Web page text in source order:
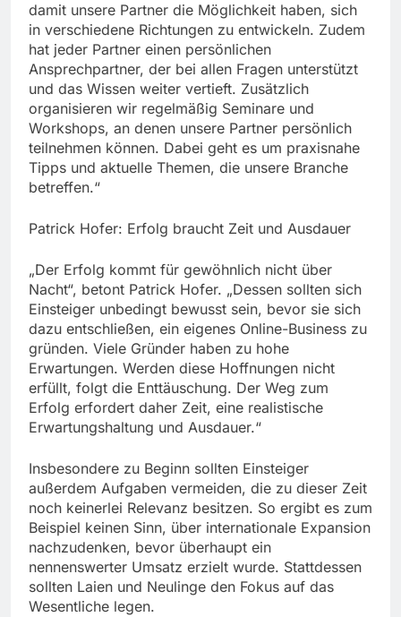
damit unsere Partner die Möglichkeit haben, sich
in verschiedene Richtungen zu entwickeln. Zudem
hat jeder Partner einen persönlichen
Ansprechpartner, der bei allen Fragen unterstützt
und das Wissen weiter vertieft. Zusätzlich
organisieren wir regelmäßig Seminare und
Workshops, an denen unsere Partner persönlich
teilnehmen können. Dabei geht es um praxisnahe
Tipps und aktuelle Themen, die unsere Branche
betreffen.“
Patrick Hofer: Erfolg braucht Zeit und Ausdauer
„Der Erfolg kommt für gewöhnlich nicht über
Nacht“, betont Patrick Hofer. „Dessen sollten sich
Einsteiger unbedingt bewusst sein, bevor sie sich
dazu entschließen, ein eigenes Online-Business zu
gründen. Viele Gründer haben zu hohe
Erwartungen. Werden diese Hoffnungen nicht
erfüllt, folgt die Enttäuschung. Der Weg zum
Erfolg erfordert daher Zeit, eine realistische
Erwartungshaltung und Ausdauer.“
Insbesondere zu Beginn sollten Einsteiger
außerdem Aufgaben vermeiden, die zu dieser Zeit
noch keinerlei Relevanz besitzen. So ergibt es zum
Beispiel keinen Sinn, über internationale Expansion
nachzudenken, bevor überhaupt ein
nennenswerter Umsatz erzielt wurde. Stattdessen
sollten Laien und Neulinge den Fokus auf das
Wesentliche legen.